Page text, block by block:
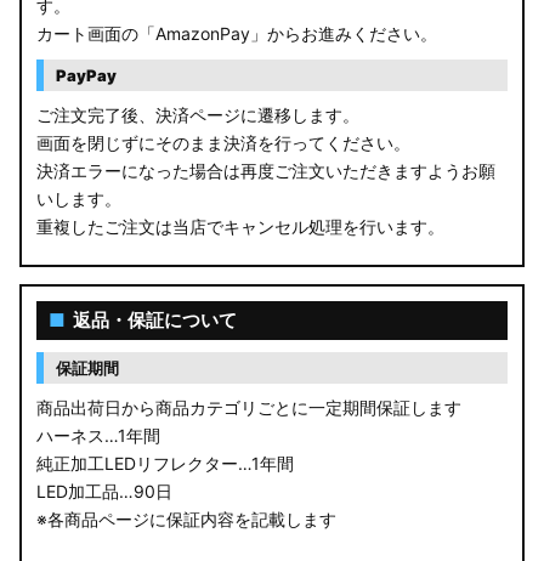
す。
カート画面の「AmazonPay」からお進みください。
PayPay
ご注文完了後、決済ページに遷移します。
画面を閉じずにそのまま決済を行ってください。
決済エラーになった場合は再度ご注文いただきますようお願
いします。
重複したご注文は当店でキャンセル処理を行います。
■ 返品・保証について
保証期間
商品出荷日から商品カテゴリごとに一定期間保証します
ハーネス…1年間
純正加工LEDリフレクター…1年間
LED加工品…90日
※各商品ページに保証内容を記載します